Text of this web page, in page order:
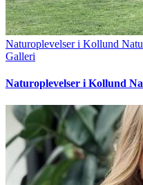
Naturoplevelser i Kollund
Galleri
Naturoplevelser i Kollund